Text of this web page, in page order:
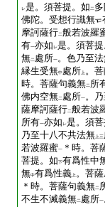
レ是。須菩提。如 二
佛陀。受想行識無
摩訶薩行二般若波羅
有一亦如 レ是。須菩
無二 處所一。色乃至
縁生受無中處所 上 。
時。菩薩句義無二 所
佛内空無二 處所一。
薩摩訶薩行二般若波
所有一亦如 レ是。須
乃至十八不共法無 上三
若波羅蜜一
＊時。菩
菩提。如下有爲性中
無中有爲性義 上 。菩
＊時。菩薩句義無二
不生不滅義無二 處所一